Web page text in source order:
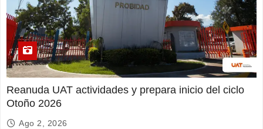
Reanuda UAT actividades y prepara inicio del ciclo
Otoño 2026
Ago 2, 2026